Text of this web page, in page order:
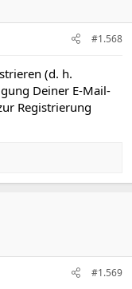
#1.568
(d. h.
Deiner E-Mail-
Registrierung
#1.569